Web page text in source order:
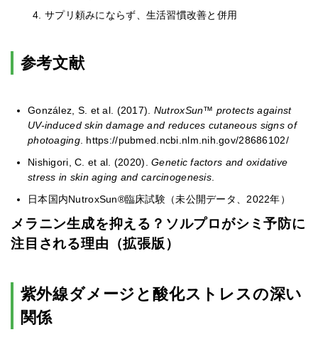
サプリ頼みにならず、生活習慣改善と併用
参考文献
González, S. et al. (2017). NutroxSun™ protects against
UV-induced skin damage and reduces cutaneous signs of
photoaging. https://pubmed.ncbi.nlm.nih.gov/28686102/
Nishigori, C. et al. (2020).Genetic factors and oxidative
stress in skin aging and carcinogenesis.
日本国内NutroxSun®臨床試験（未公開データ、2022年）
メラニン生成を抑える？ソルプロがシミ予防に
注目される理由（拡張版）
紫外線ダメージと酸化ストレスの深い
関係